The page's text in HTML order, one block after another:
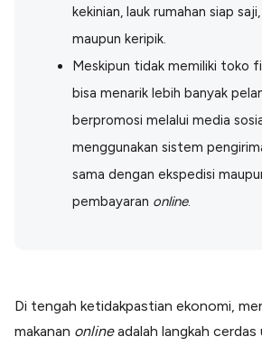
kekinian, lauk rumahan siap
maupun keripik.
Meskipun tidak memiliki toko
bisa menarik lebih banyak
berpromosi melalui media
menggunakan sistem
sama dengan ekspedisi
pembayaran online.
Di tengah ketidakpastian ekonomi,
makanan onlineadalah langkah